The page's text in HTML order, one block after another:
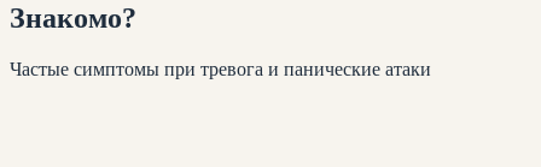
Знакомо?
Частые симптомы при тревога и панические атаки